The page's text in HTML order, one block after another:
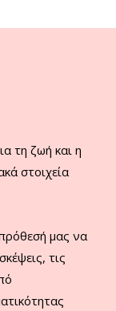
τη ζωή και η
στοιχεία
μας να
τις